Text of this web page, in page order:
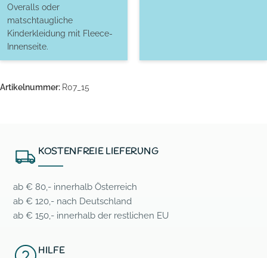
Overalls oder
matschtaugliche
Kinderkleidung mit Fleece-
Innenseite.
Artikelnummer: R07_15
KOSTENFREIE LIEFERUNG
ab € 80,- innerhalb Österreich
ab € 120,- nach Deutschland
ab € 150,- innerhalb der restlichen EU
HILFE